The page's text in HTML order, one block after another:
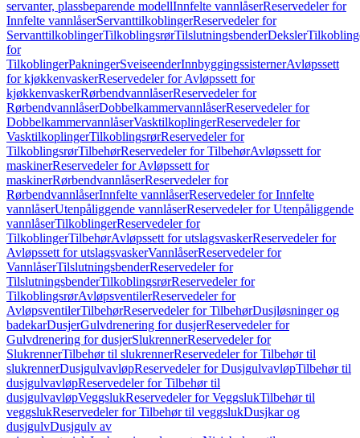
servanter, plassbeparende modellInnfelte vannlåserReservedeler for
Innfelte vannlåserServanttilkoblingerReservedeler for
ServanttilkoblingerTilkoblingsrørTilslutningsbenderDeksler
for
TilkoblingerPakningerSveiseenderInnbyggingssisternerAvløpssett
for kjøkkenvaskerReservedeler for Avløpssett for
kjøkkenvaskerRørbendvannlåserReservedeler for
RørbendvannlåserDobbelkammervannlåserReservedeler for
DobbelkammervannlåserVasktilkoplingerReservedeler for
VasktilkoplingerTilkoblingsrørReservedeler for
TilkoblingsrørTilbehørReservedeler for TilbehørAvløpssett for
maskinerReservedeler for Avløpssett for
maskinerRørbendvannlåserReservedeler for
RørbendvannlåserInnfelte vannlåserReservedeler for Innfelte
vannlåserUtenpåliggende vannlåserReservedeler for Utenpåliggende
vannlåserTilkoblingerReservedeler for
TilkoblingerTilbehørAvløpssett for utslagsvaskerReservedeler for
Avløpssett for utslagsvaskerVannlåserReservedeler for
VannlåserTilslutningsbenderReservedeler for
TilslutningsbenderTilkoblingsrørReservedeler for
TilkoblingsrørAvløpsventilerReservedeler for
AvløpsventilerTilbehørReservedeler for TilbehørDusjløsninger og
badekarDusjerGulvdrenering for dusjerReservedeler for
Gulvdrenering for dusjerSlukrennerReservedeler for
SlukrennerTilbehør til slukrennerReservedeler for Tilbehør til
slukrennerDusjgulvavløpReservedeler for DusjgulvavløpTilbehør til
dusjgulvavløpReservedeler for Tilbehør til
dusjgulvavløpVeggslukReservedeler for VeggslukTilbehør til
veggslukReservedeler for Tilbehør til veggslukDusjkar og
dusjgulvDusjgulv av